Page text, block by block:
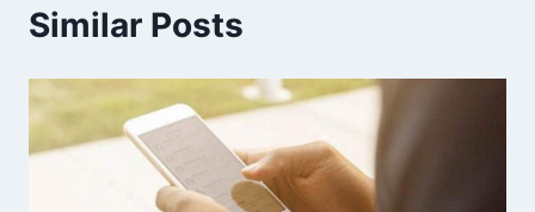
Similar Posts